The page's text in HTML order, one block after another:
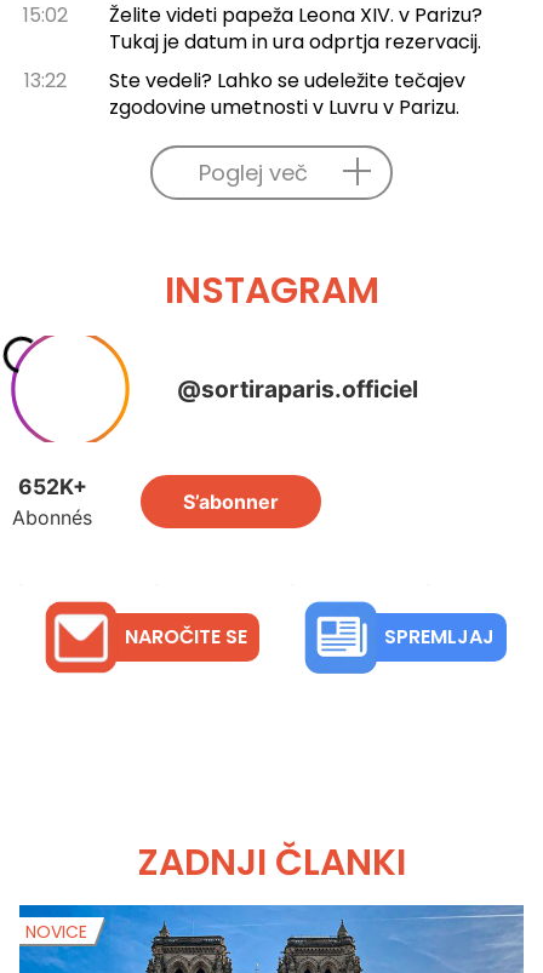
15:02
Želite videti papeža Leona XIV. v Parizu?
Tukaj je datum in ura odprtja rezervacij.
13:22
Ste vedeli? Lahko se udeležite tečajev
zgodovine umetnosti v Luvru v Parizu.
Poglej več
INSTAGRAM
NAROČITE SE SPREMLJAJ
ZADNJI ČLANKI
NOVICE